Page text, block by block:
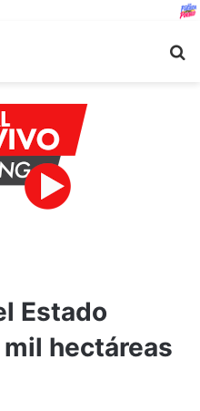
Estado
hectáreas